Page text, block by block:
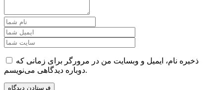
ذخیره نام، ایمیل و وبسایت من در مرورگر برای زمانی که
دوباره دیدگاهی می‌نویسم.